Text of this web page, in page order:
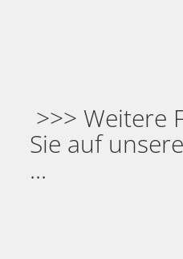
>>> Weitere
Sie auf
...